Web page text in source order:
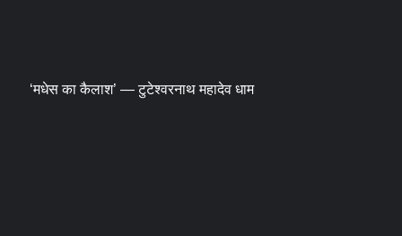
‘मधेस का कैलाश’ — टुटेश्वरनाथ महादेव धाम